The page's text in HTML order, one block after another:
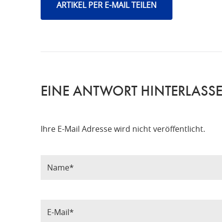
ARTIKEL PER E-MAIL TEILEN
EINE ANTWORT
Ihre E-Mail Adresse wird nicht veröffentlicht.